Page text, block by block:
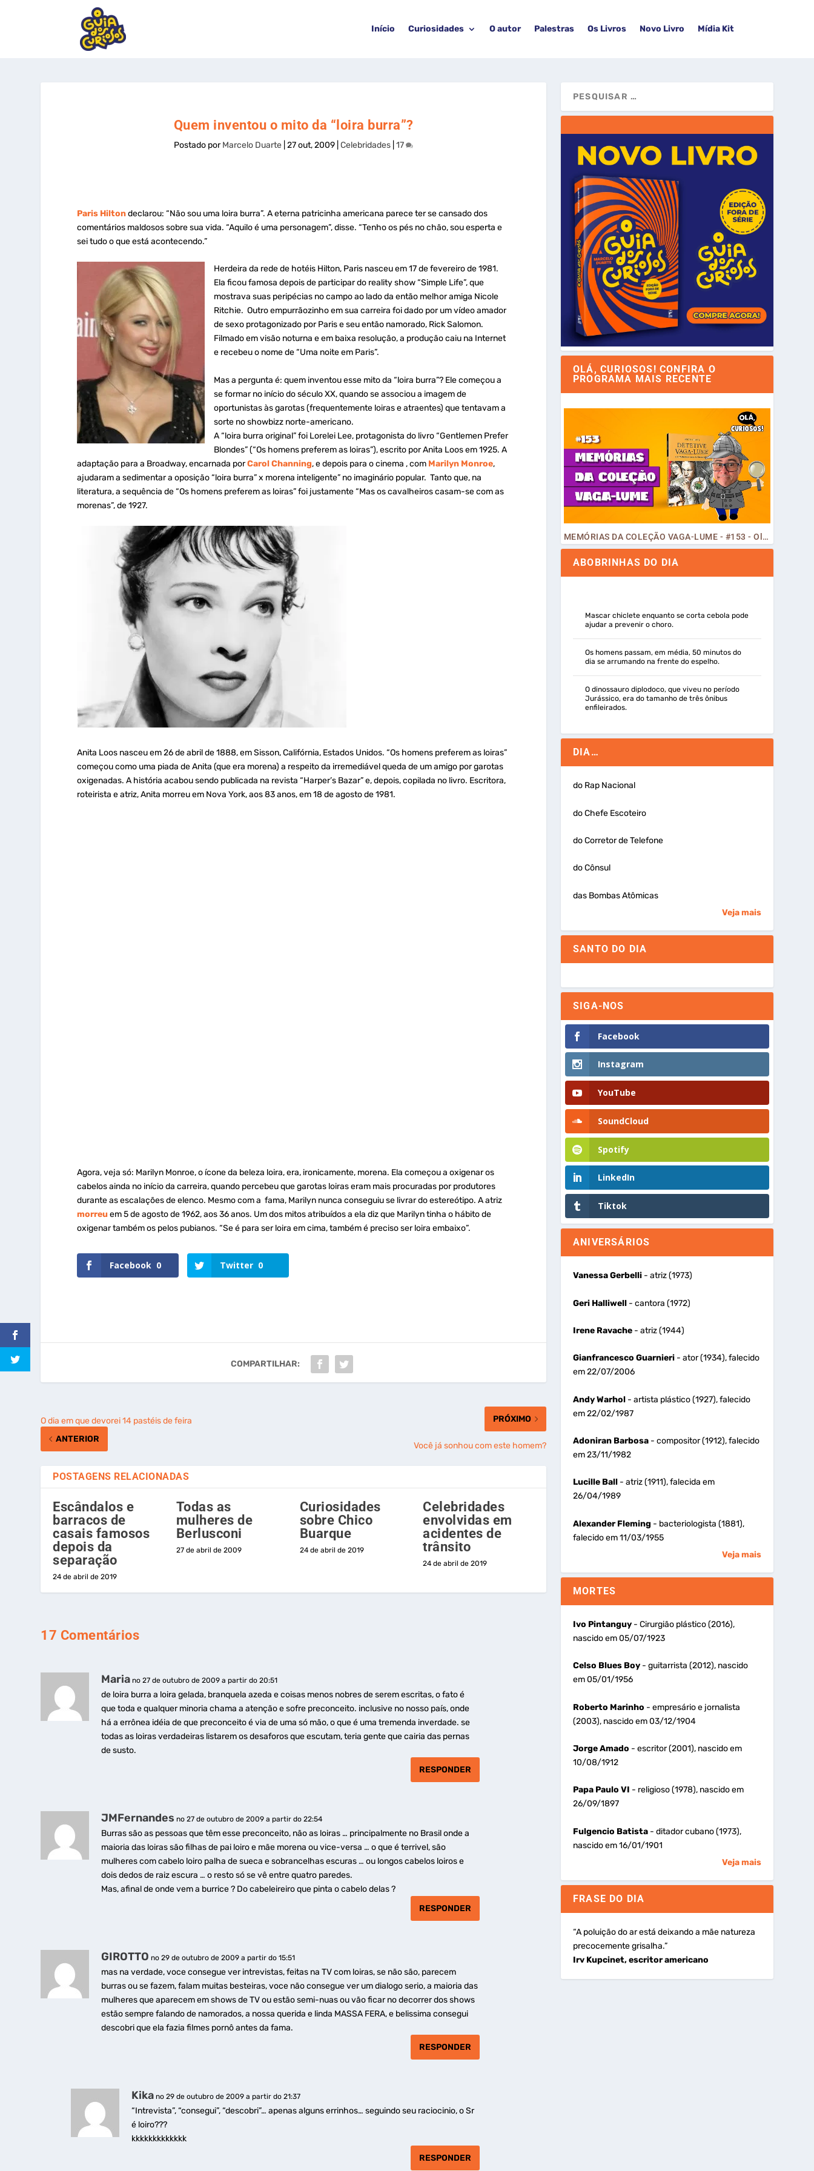
Início Curiosidades O autor Palestras Os Livros Novo Livro Mídia Kit
Quem inventou o mito da “loira burra”?
Postado porMarcelo Duarte |27 out, 2009 |Celebridades |17
Paris Hiltondeclarou: “Não sou uma loira burra”. A eterna patricinha americana parece ter se cansado dos
comentários maldosos sobre sua vida. “Aquilo é uma personagem”, disse. “Tenho os pés no chão, sou esperta e
sei tudo o que está acontecendo.”
Herdeira da rede de hotéis Hilton, Paris nasceu em 17 de fevereiro de 1981.
Ela ficou famosa depois de participar do reality show “Simple Life”, que
mostrava suas peripécias no campo ao lado da então melhor amiga Nicole
Ritchie. Outro empurrãozinho em sua carreira foi dado por um vídeo amador
de sexo protagonizado por Paris e seu então namorado, Rick Salomon.
Filmado em visão noturna e em baixa resolução, a produção caiu na Internet
e recebeu o nome de “Uma noite em Paris”.
Mas a pergunta é: quem inventou esse mito da “loira burra”? Ele começou a
se formar no início do século XX, quando se associou a imagem de
oportunistas às garotas (frequentemente loiras e atraentes) que tentavam a
sorte no showbizz norte-americano.
A “loira burra original” foi Lorelei Lee, protagonista do livro “Gentlemen Prefer
Blondes” (“Os homens preferem as loiras”), escrito por Anita Loos em 1925. A
adaptação para a Broadway, encarnada porCarol Channing, e depois para o cinema , com Marilyn Monroe,
ajudaram a sedimentar a oposição “loira burra” x morena inteligente” no imaginário popular. Tanto que, na
literatura, a sequência de “Os homens preferem as loiras” foi justamente “Mas os cavalheiros casam-se com as
morenas”, de 1927.
Anita Loos nasceu em 26 de abril de 1888, em Sisson, Califórnia, Estados Unidos. “Os homens preferem as loiras”
começou como uma piada de Anita (que era morena) a respeito da irremediável queda de um amigo por garotas
oxigenadas. A história acabou sendo publicada na revista “Harper’s Bazar” e, depois, copilada no livro. Escritora,
roteirista e atriz, Anita morreu em Nova York, aos 83 anos, em 18 de agosto de 1981.
Agora, veja só: Marilyn Monroe, o ícone da beleza loira, era, ironicamente, morena. Ela começou a oxigenar os
cabelos ainda no início da carreira, quando percebeu que garotas loiras eram mais procuradas por produtores
durante as escalações de elenco. Mesmo com a fama, Marilyn nunca conseguiu se livrar do estereótipo. A atriz
morreuem 5 de agosto de 1962, aos 36 anos. Um dos mitos atribuídos a ela diz que Marilyn tinha o hábito de
oxigenar também os pelos pubianos. “Se é para ser loira em cima, também é preciso ser loira embaixo”.
Facebook 0 Twitter 0
COMPARTILHAR:
O dia em que devorei 14 pastéis de feira
ANTERIOR
PRÓXIMO
Você já sonhou com este homem?
POSTAGENS RELACIONADAS
Escândalos e
barracos de
casais famosos
depois da
separação
24 de abril de 2019
Todas as
mulheres de
Berlusconi
27 de abril de 2009
Curiosidades
sobre Chico
Buarque
24 de abril de 2019
Celebridades
envolvidas em
acidentes de
trânsito
24 de abril de 2019
17 Comentários
Maria no 27 de outubro de 2009 a partir do 20:51
de loira burra a loira gelada, branquela azeda e coisas menos nobres de serem escritas, o fato é
que toda e qualquer minoria chama a atenção e sofre preconceito. inclusive no nosso país, onde
há a errônea idéia de que preconceito é via de uma só mão, o que é uma tremenda inverdade. se
todas as loiras verdadeiras listarem os desaforos que escutam, teria gente que cairia das pernas
de susto.
RESPONDER
JMFernandes no 27 de outubro de 2009 a partir do 22:54
Burras são as pessoas que têm esse preconceito, não as loiras … principalmente no Brasil onde a
maioria das loiras são filhas de pai loiro e mãe morena ou vice-versa … o que é terrivel, são
mulheres com cabelo loiro palha de sueca e sobrancelhas escuras … ou longos cabelos loiros e
dois dedos de raiz escura … o resto só se vê entre quatro paredes.
Mas, afinal de onde vem a burrice ? Do cabeleireiro que pinta o cabelo delas ?
RESPONDER
GIROTTO no 29 de outubro de 2009 a partir do 15:51
mas na verdade, voce consegue ver intrevistas, feitas na TV com loiras, se não são, parecem
burras ou se fazem, falam muitas besteiras, voce não consegue ver um dialogo serio, a maioria das
mulheres que aparecem em shows de TV ou estão semi-nuas ou vão ficar no decorrer dos shows
estão sempre falando de namorados, a nossa querida e linda MASSA FERA, e belissima consegui
descobri que ela fazia filmes pornô antes da fama.
RESPONDER
Kika no 29 de outubro de 2009 a partir do 21:37
“Intrevista”, “consegui”, “descobri”… apenas alguns errinhos… seguindo seu raciocinio, o Sr
é loiro???
kkkkkkkkkkkkk
RESPONDER
OLÁ, CURIOSOS! CONFIRA O
PROGRAMA MAIS RECENTE
MEMÓRIAS DA COLEÇÃO VAGA-LUME - #153 - Olá, Curiosos! 2023
ABOBRINHAS DO DIA
Mascar chiclete enquanto se corta cebola pode
ajudar a prevenir o choro.
Os homens passam, em média, 50 minutos do
dia se arrumando na frente do espelho.
O dinossauro diplodoco, que viveu no período
Jurássico, era do tamanho de três ônibus
enfileirados.
DIA…
do Rap Nacional
do Chefe Escoteiro
do Corretor de Telefone
do Cônsul
das Bombas Atômicas
Veja mais
SANTO DO DIA
SIGA-NOS
Facebook
Instagram
YouTube
SoundCloud
Spotify
LinkedIn
Tiktok
ANIVERSÁRIOS
Vanessa Gerbelli- atriz (1973)
Geri Halliwell- cantora (1972)
Irene Ravache- atriz (1944)
Gianfrancesco Guarnieri- ator (1934), falecido
em 22/07/2006
Andy Warhol- artista plástico (1927), falecido
em 22/02/1987
Adoniran Barbosa- compositor (1912), falecido
em 23/11/1982
Lucille Ball- atriz (1911), falecida em
26/04/1989
Alexander Fleming - bacteriologista (1881),
falecido em 11/03/1955
Veja mais
MORTES
Ivo Pintanguy- Cirurgião plástico (2016),
nascido em 05/07/1923
Celso Blues Boy- guitarrista (2012), nascido
em 05/01/1956
Roberto Marinho - empresário e jornalista
(2003), nascido em 03/12/1904
Jorge Amado - escritor (2001), nascido em
10/08/1912
Papa Paulo VI - religioso (1978), nascido em
26/09/1897
Fulgencio Batista- ditador cubano (1973),
nascido em 16/01/1901
Veja mais
FRASE DO DIA
“A poluição do ar está deixando a mãe natureza
precocemente grisalha.”
Irv Kupcinet, escritor americano